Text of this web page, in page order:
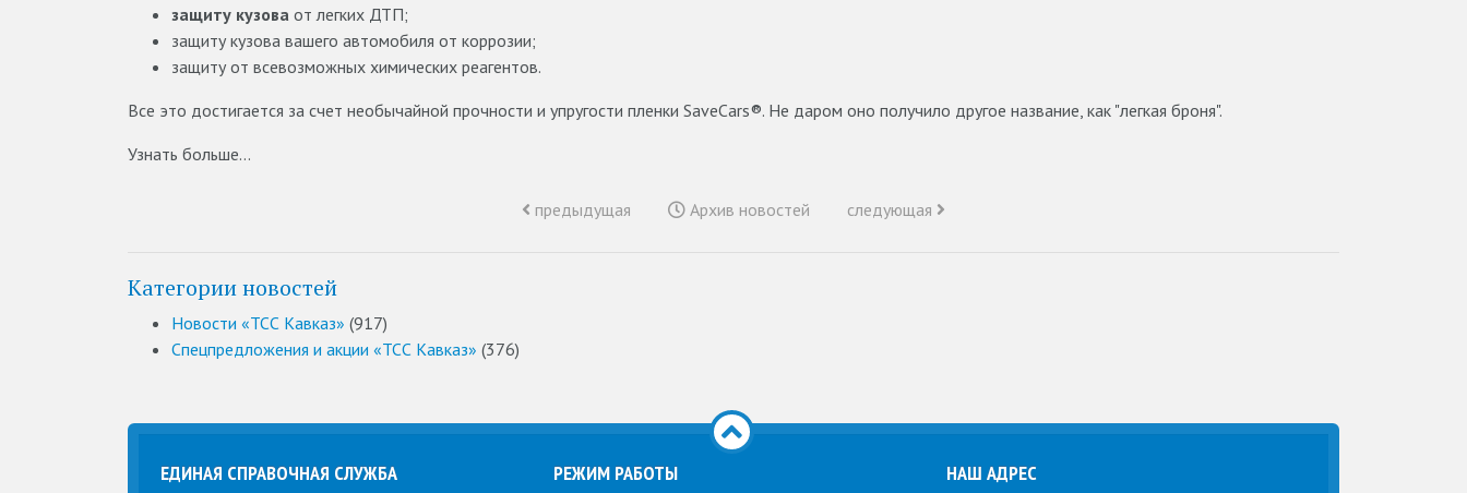
защиту кузова от легких ДТП;
защиту кузова вашего автомобиля от коррозии;
защиту от всевозможных химических реагентов.
Все это достигается за счет необычайной прочности и упругости пленки SaveCars®. Не даром оно получило другое название, как "легкая броня".
Узнать больше...
предыдущая Архив новостей следующая
Категории новостей
Новости «ТСС Кавказ» (917)
Спецпредложения и акции «ТСС Кавказ» (376)
ЕДИНАЯ СПРАВОЧНАЯ СЛУЖБА
РЕЖИМ РАБОТЫ НАШ АДРЕС